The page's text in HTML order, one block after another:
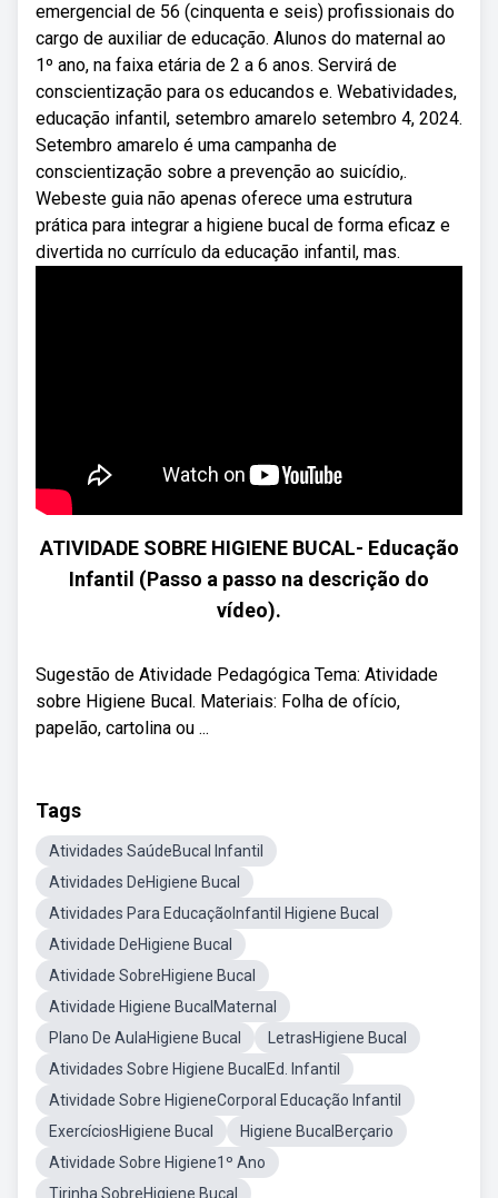
emergencial de 56 (cinquenta e seis) profissionais do
cargo de auxiliar de educação. Alunos do maternal ao
1º ano, na faixa etária de 2 a 6 anos. Servirá de
conscientização para os educandos e. Webatividades,
educação infantil, setembro amarelo setembro 4, 2024.
Setembro amarelo é uma campanha de
conscientização sobre a prevenção ao suicídio,.
Webeste guia não apenas oferece uma estrutura
prática para integrar a higiene bucal de forma eficaz e
divertida no currículo da educação infantil, mas.
ATIVIDADE SOBRE HIGIENE BUCAL- Educação
Infantil (Passo a passo na descrição do
vídeo).
Sugestão de Atividade Pedagógica Tema: Atividade
sobre Higiene Bucal. Materiais: Folha de ofício,
papelão, cartolina ou ...
Tags
Atividades SaúdeBucal Infantil
Atividades DeHigiene Bucal
Atividades Para EducaçãoInfantil Higiene Bucal
Atividade DeHigiene Bucal
Atividade SobreHigiene Bucal
Atividade Higiene BucalMaternal
Plano De AulaHigiene Bucal
LetrasHigiene Bucal
Atividades Sobre Higiene BucalEd. Infantil
Atividade Sobre HigieneCorporal Educação Infantil
ExercíciosHigiene Bucal
Higiene BucalBerçario
Atividade Sobre Higiene1º Ano
Tirinha SobreHigiene Bucal